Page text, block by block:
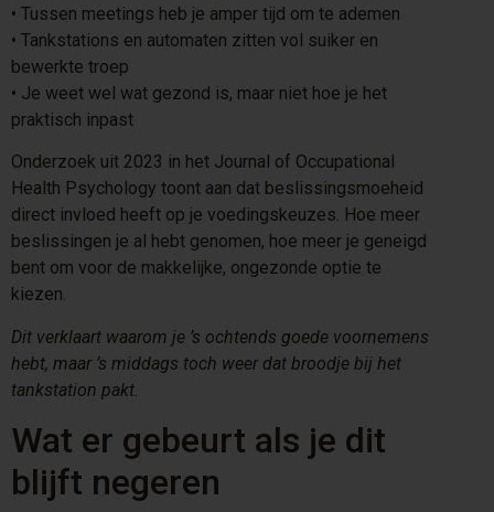
•⁠ ⁠Tussen meetings heb je amper tijd om te ademen
•⁠ ⁠Tankstations en automaten zitten vol suiker en
bewerkte troep
•⁠ ⁠Je weet wel wat gezond is, maar niet hoe je het
praktisch inpast
Onderzoek uit 2023 in het Journal of Occupational
Health Psychology toont aan dat beslissingsmoeheid
direct invloed heeft op je voedingskeuzes. Hoe meer
beslissingen je al hebt genomen, hoe meer je geneigd
bent om voor de makkelijke, ongezonde optie te
kiezen.
Dit verklaart waarom je ’s ochtends goede voornemens
hebt, maar ’s middags toch weer dat broodje bij het
tankstation pakt.
Wat er gebeurt als je dit
blijft negeren